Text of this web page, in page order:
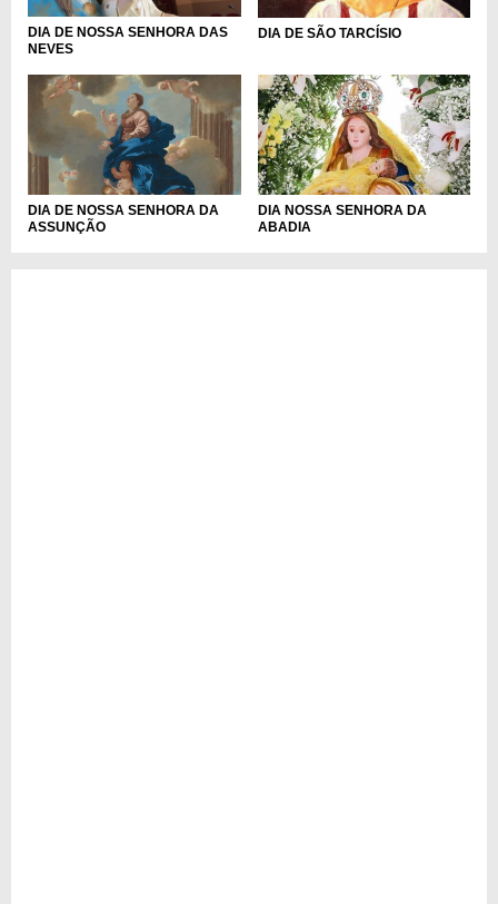
DIA DE NOSSA SENHORA DAS
NEVES
DIA DE SÃO TARCÍSIO
DIA DE NOSSA SENHORA DA
ASSUNÇÃO
DIA NOSSA SENHORA DA
ABADIA